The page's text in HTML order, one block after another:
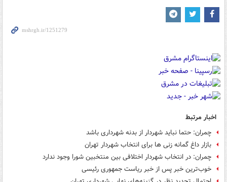
اخبار مرتبط
چمران: حتما نباید شهردار از بدنه شهرداری باشد
بازار داغ گمانه زنی ها برای انتخاب شهردار تهران
چمران: در انتخاب شهردار اختلافی بین منتخبین شورا وجود ندارد
خوب‌ترین خبر پس از خبر ریاست جمهوری رئیسی